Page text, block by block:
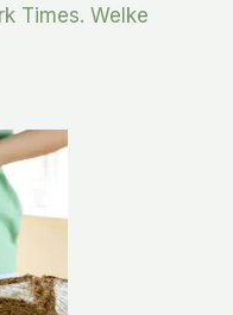
Times. Welke